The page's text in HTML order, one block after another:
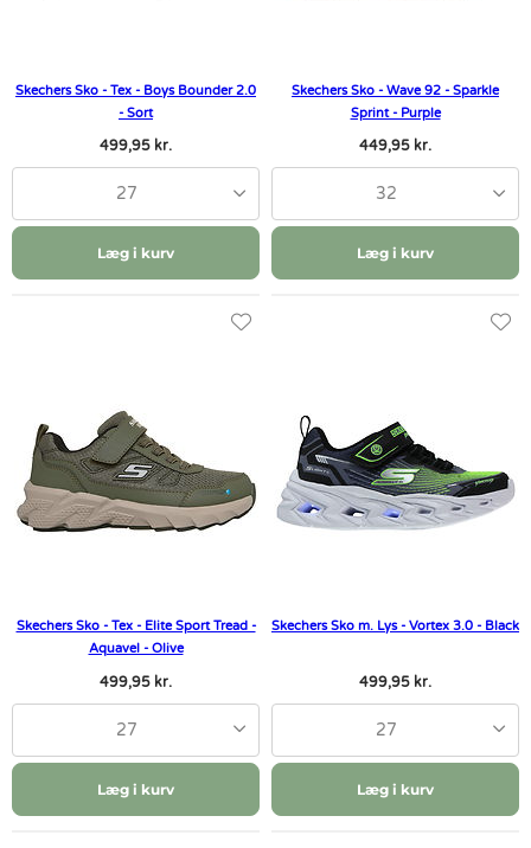
Skechers Sko - Tex - Boys Bounder 2.0
- Sort
499,95 kr.
27
Læg i kurv
Skechers Sko - Wave 92 - Sparkle
Sprint - Purple
449,95 kr.
32
Læg i kurv
Skechers Sko - Tex - Elite Sport Tread -
Aquavel - Olive
499,95 kr.
27
Læg i kurv
Skechers Sko m. Lys - Vortex 3.0 - Black
499,95 kr.
27
Læg i kurv